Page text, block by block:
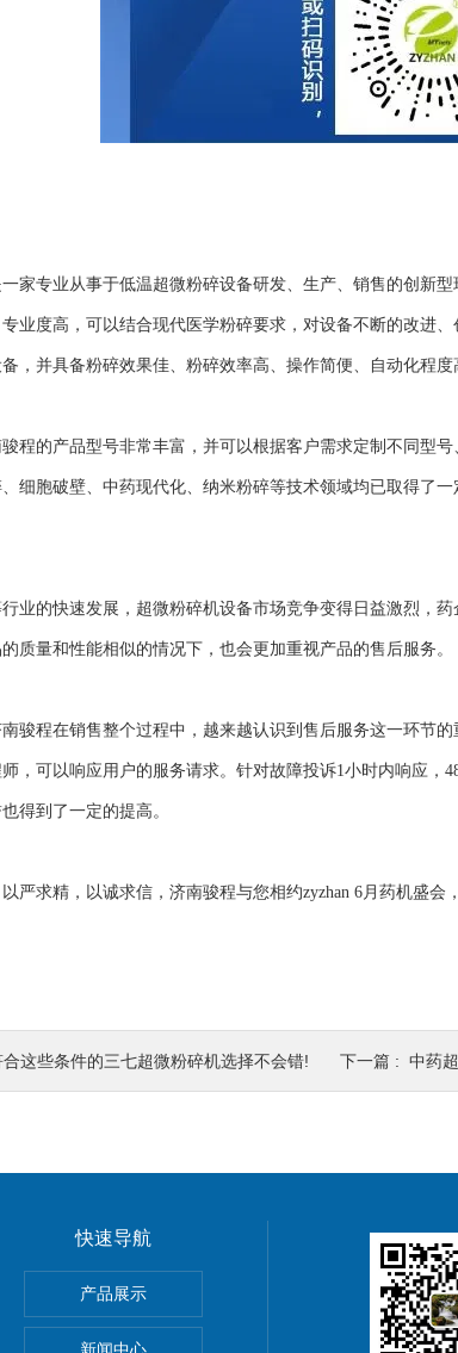
专业从事于低温超微粉碎设备研发、生产、销售的创新型
业度高，可以结合现代医学粉碎要求，对设备不断的改进
，并具备粉碎效果佳、粉碎效率高、操作简便、自动化程度
的产品型号非常丰富，并可以根据客户需求定制不同型号
细胞破壁、中药现代化、纳米粉碎等技术领域均已取得了
的快速发展，超微粉碎机设备市场竞争变得日益激烈，药
质量和性能相似的情况下，也会更加重视产品的售后服务。
程在销售整个过程中，越来越认识到售后服务这一环节的
，可以响应用户的服务请求。针对故障投诉1小时内响应
得到了一定的提高。
求精，以诚求信，济南骏程与您相约zyzhan 6月药机盛会
合这些条件的三七超微粉碎机选择不会错! 下一篇 : 中药
碎机
快速导航
产品展示